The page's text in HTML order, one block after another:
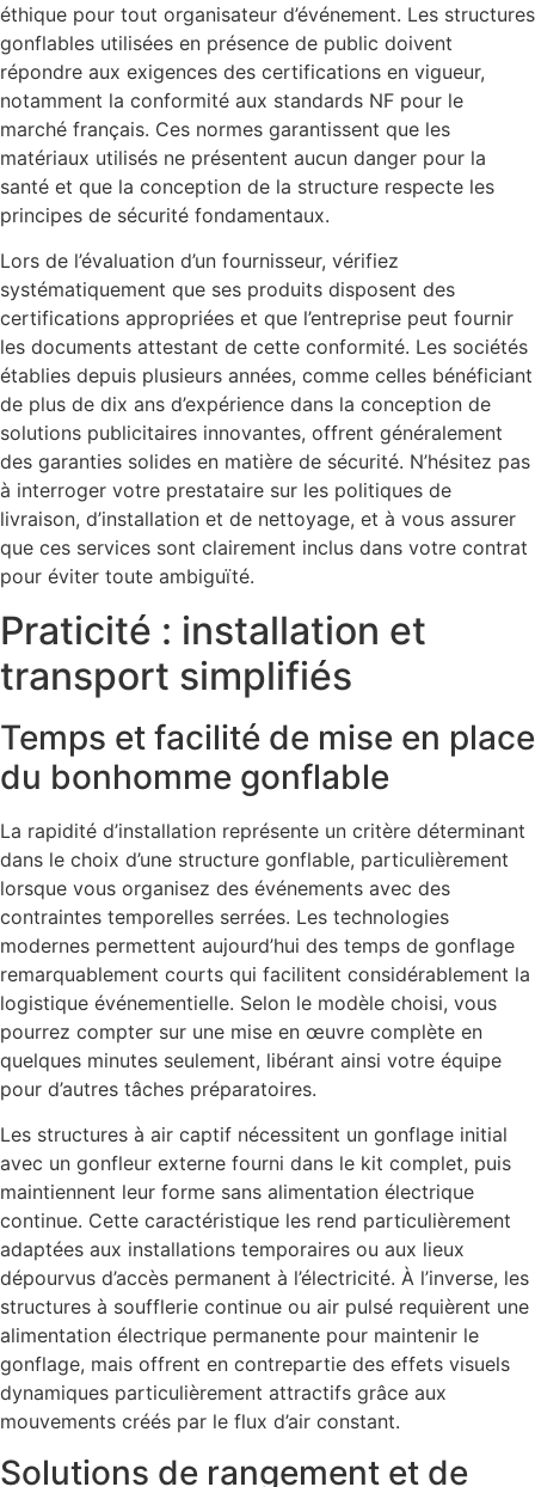
éthique pour tout organisateur d’événement. Les structures
gonflables utilisées en présence de public doivent
répondre aux exigences des certifications en vigueur,
notamment la conformité aux standards NF pour le
marché français. Ces normes garantissent que les
matériaux utilisés ne présentent aucun danger pour la
santé et que la conception de la structure respecte les
principes de sécurité fondamentaux.
Lors de l’évaluation d’un fournisseur, vérifiez
systématiquement que ses produits disposent des
certifications appropriées et que l’entreprise peut fournir
les documents attestant de cette conformité. Les sociétés
établies depuis plusieurs années, comme celles bénéficiant
de plus de dix ans d’expérience dans la conception de
solutions publicitaires innovantes, offrent généralement
des garanties solides en matière de sécurité. N’hésitez pas
à interroger votre prestataire sur les politiques de
livraison, d’installation et de nettoyage, et à vous assurer
que ces services sont clairement inclus dans votre contrat
pour éviter toute ambiguïté.
Praticité : installation et
transport simplifiés
Temps et facilité de mise en place
du bonhomme gonflable
La rapidité d’installation représente un critère déterminant
dans le choix d’une structure gonflable, particulièrement
lorsque vous organisez des événements avec des
contraintes temporelles serrées. Les technologies
modernes permettent aujourd’hui des temps de gonflage
remarquablement courts qui facilitent considérablement la
logistique événementielle. Selon le modèle choisi, vous
pourrez compter sur une mise en œuvre complète en
quelques minutes seulement, libérant ainsi votre équipe
pour d’autres tâches préparatoires.
Les structures à air captif nécessitent un gonflage initial
avec un gonfleur externe fourni dans le kit complet, puis
maintiennent leur forme sans alimentation électrique
continue. Cette caractéristique les rend particulièrement
adaptées aux installations temporaires ou aux lieux
dépourvus d’accès permanent à l’électricité. À l’inverse, les
structures à soufflerie continue ou air pulsé requièrent une
alimentation électrique permanente pour maintenir le
gonflage, mais offrent en contrepartie des effets visuels
dynamiques particulièrement attractifs grâce aux
mouvements créés par le flux d’air constant.
Solutions de rangement et de